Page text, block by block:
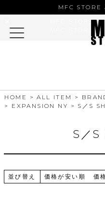
MFC STORE
HOME ALL ITEM
EXPANSION NY
S／S
S／S
並び替え 価格が安い順 価
MFC STORE
MFC STORE/
Google Play